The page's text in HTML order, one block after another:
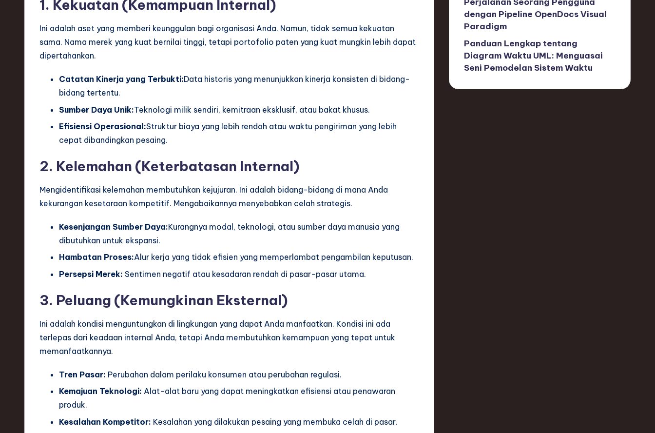
1. Kekuatan (Kemampuan Internal)
Ini adalah aset yang memberi keunggulan bagi organisasi Anda. Namun, tidak semua kekuatan
sama. Nama merek yang kuat bernilai tinggi, tetapi portofolio paten yang kuat mungkin lebih dapat
dipertahankan.
Catatan Kinerja yang Terbukti:Data historis yang menunjukkan kinerja konsisten di bidang-
bidang tertentu.
Sumber Daya Unik:Teknologi milik sendiri, kemitraan eksklusif, atau bakat khusus.
Efisiensi Operasional:Struktur biaya yang lebih rendah atau waktu pengiriman yang lebih
cepat dibandingkan pesaing.
2. Kelemahan (Keterbatasan Internal)
Mengidentifikasi kelemahan membutuhkan kejujuran. Ini adalah bidang-bidang di mana Anda
kekurangan kesetaraan kompetitif. Mengabaikannya menyebabkan celah strategis.
Kesenjangan Sumber Daya:Kurangnya modal, teknologi, atau sumber daya manusia yang
dibutuhkan untuk ekspansi.
Hambatan Proses:Alur kerja yang tidak efisien yang memperlambat pengambilan keputusan.
Persepsi Merek: Sentimen negatif atau kesadaran rendah di pasar-pasar utama.
3. Peluang (Kemungkinan Eksternal)
Ini adalah kondisi menguntungkan di lingkungan yang dapat Anda manfaatkan. Kondisi ini ada
terlepas dari keadaan internal Anda, tetapi Anda membutuhkan kemampuan yang tepat untuk
memanfaatkannya.
Tren Pasar: Perubahan dalam perilaku konsumen atau perubahan regulasi.
Kemajuan Teknologi: Alat-alat baru yang dapat meningkatkan efisiensi atau penawaran
produk.
Kesalahan Kompetitor: Kesalahan yang dilakukan pesaing yang membuka celah di pasar.
dengan Pipeline OpenDocs Visual
Paradigm
Panduan Lengkap tentang
Diagram Waktu UML: Menguasai
Seni Pemodelan Sistem Waktu